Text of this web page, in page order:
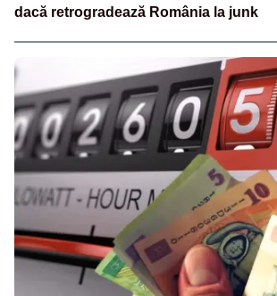
dacă retrogradează România la junk